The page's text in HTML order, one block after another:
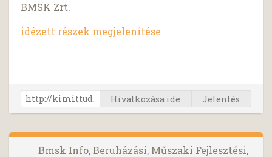
BMSK Zrt.
idézett részek megjelenítése
Hivatkozása ide Jelentés
Bmsk Info, Beruházási, Műszaki Fejlesztési,